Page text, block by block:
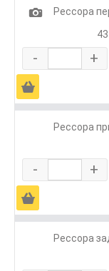
1
Рессора
- +
Ä
Рессора
- +
Ä
Рессора